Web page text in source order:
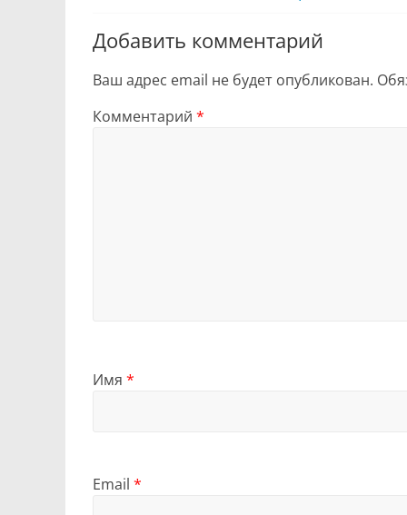
Добавить комментарий
Ваш адрес email не будет опубликован.
Комментарий *
Имя *
Email *